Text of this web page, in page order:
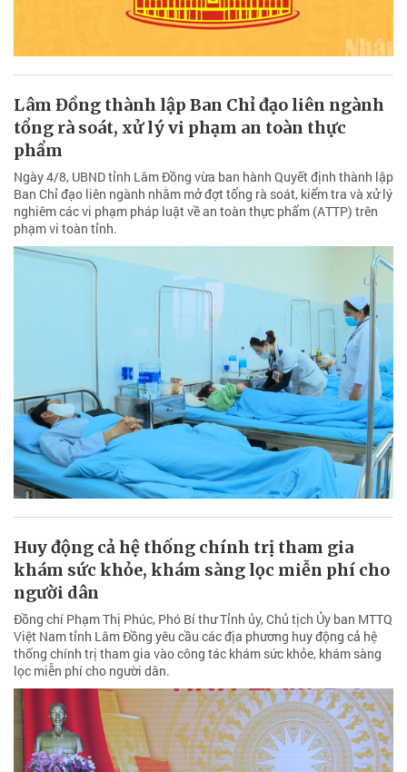
Lâm Đồng thành lập Ban Chỉ đạo liên ngành
tổng rà soát, xử lý vi phạm an toàn thực
phẩm
Ngày 4/8, UBND tỉnh Lâm Đồng vừa ban hành Quyết định thành lập
Ban Chỉ đạo liên ngành nhằm mở đợt tổng rà soát, kiểm tra và xử lý
nghiêm các vi phạm pháp luật về an toàn thực phẩm (ATTP) trên
phạm vi toàn tỉnh.
Huy động cả hệ thống chính trị tham gia
khám sức khỏe, khám sàng lọc miễn phí cho
người dân
Đồng chí Phạm Thị Phúc, Phó Bí thư Tỉnh ủy, Chủ tịch Ủy ban MTTQ
Việt Nam tỉnh Lâm Đồng yêu cầu các địa phương huy động cả hệ
thống chính trị tham gia vào công tác khám sức khỏe, khám sàng
lọc miễn phí cho người dân.